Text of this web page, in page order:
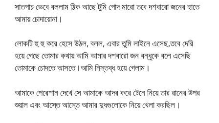
সাতপাচ ভেবে বললাম ঠিক আছে টুমি পোদ মারো তবে দশবারো জনের হাতে
আমায় চোদায়োনা।
লোকটি হু হু করে হেসে উঠল, বলল, এবার তুমি লাইনে এসেছ,তবে দেরি
হয়ে গেছে তোমার কথায় আমি আমার দশবারো জন বন্ধুকে বলে এসেছি
তোমাকে চোদতে আসতে।আমি নিস্তব্ধ হয়ে গেলাম।
আমাকে পেরেশান দেখে সে আমাকে আদর করে টেনে নিয়ে তার রানের উপর
শুয়াল এবং আস্তে আস্তে আমার দুধগুলোকে নিয়ে খেলা করছিল।